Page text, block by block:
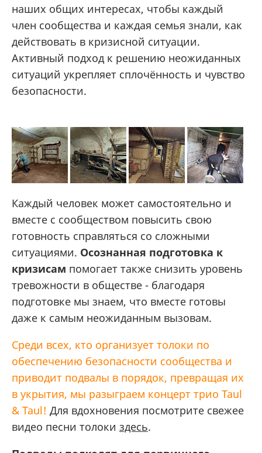
наших общих интересах, чтобы каждый
член сообщества и каждая семья знали, как
действовать в кризисной ситуации.
Активный подход к решению неожиданных
ситуаций укрепляет сплочённость и чувство
безопасности.
Каждый человек может самостоятельно и
вместе с сообществом повысить свою
готовность справляться со сложными
ситуациями. Осознанная подготовка к
кризисам помогает также снизить уровень
тревожности в обществе - благодаря
подготовке мы знаем, что вместе готовы
даже к самым неожиданным вызовам.
Среди всех, кто организует толоки по
обеспечению безопасности сообщества и
приводит подвалы в порядок, превращая их
в укрытия, мы разыграем концерт трио Taul
& Taul! Для вдохновения посмотрите свежее
видео песни толоки здесь.